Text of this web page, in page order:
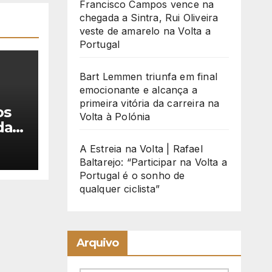
a
Francisco Campos vence na
chegada a Sintra, Rui Oliveira
veste de amarelo na Volta a
Portugal
Bart Lemmen triunfa em final
emocionante e alcança a
primeira vitória da carreira na
Volta à Polónia
A Estreia na Volta | Rafael
Baltarejo: “Participar na Volta a
Portugal é o sonho de
qualquer ciclista”
Arquivo